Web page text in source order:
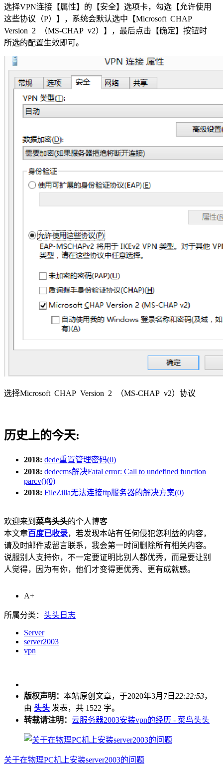
选择VPN连接【属性】的【安全】选项卡，勾选【允许使用
这些协议（P）】，系统会默认选中【Microsoft CHAP
Version 2 （MS-CHAP v2）】，最后点击【确定】按钮时
所选的配置生效即可。
选择Microsoft CHAP Version 2 （MS-CHAP v2）协议
历史上的今天:
2018: dede重置管理密码(0)
2018: dedecms解决Fatal error: Call to undefined function
parcv()(0)
2018: FileZilla无法连接ftp服务器的解决方案(0)
欢迎来到 菜鸟头头的个人博客
本文章百度已收录，若发现本站有任何侵犯您利益的内容，
请及时邮件或留言联系，我会第一时间删除所有相关内容。
说服别人支持你，不一定要证明比别人都优秀，而是要让别
人觉得，因为有你，他们才变得更优秀、更有成就感。
A+
所属分类： 头头日志
Server
server2003
vpn
版权声明： 本站原创文章，于2020年3月7日 22:22:53，
由 头头 发表，共 1522 字。
转载请注明： 云服务器2003安装vpn的经历 - 菜鸟头头
关于在物理PC机上安装server2003的问题